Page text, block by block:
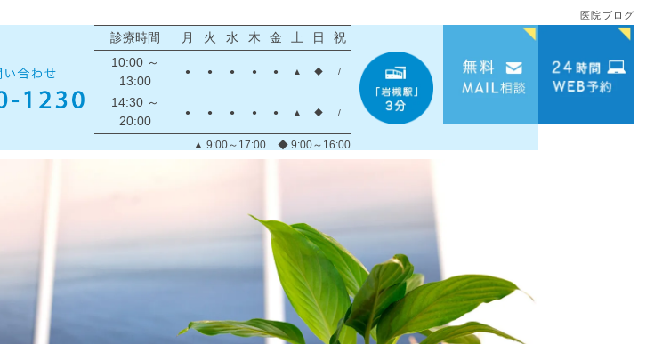
医院ブログ
診療時間 月 火 水 木 金 土 日
祝
10:00 ～
13:00
● ● ● ● ● ▲ ◆ /
14:30 ～
20:00
● ● ● ● ● ▲ ◆ /
▲ 9:00～17:00 ◆ 9:00～16:00